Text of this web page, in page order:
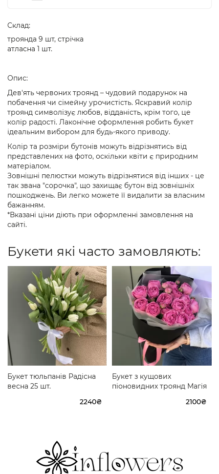
Cклад:
троянда 9 шт, стрічка
атласна 1 шт.
Опис:
Дев'ять червоних троянд – чудовий подарунок на
побачення чи сімейну урочистість. Яскравий колір
троянд символізує любов, відданість, крім того, це
колір радості. Лаконічне оформлення робить букет
ідеальним вибором для будь-якого приводу.
Колір та розміри бутонів можуть відрізнятись від
представлених на фото, оскільки квіти є природним
матеріалом.
Зовнішні пелюстки можуть відрізнятися від інших - це
так звана "сорочка", що захищає бутон від зовнішніх
пошкоджень. Ви легко можете її видалити за власним
бажанням.
*Вказані ціни діють при оформленні замовлення на
сайті.
Букети які часто замовляють:
Букет тюльпанів Радісна
весна 25 шт.
2240₴
Букет з кущових
піоновидних троянд Магія
2100₴